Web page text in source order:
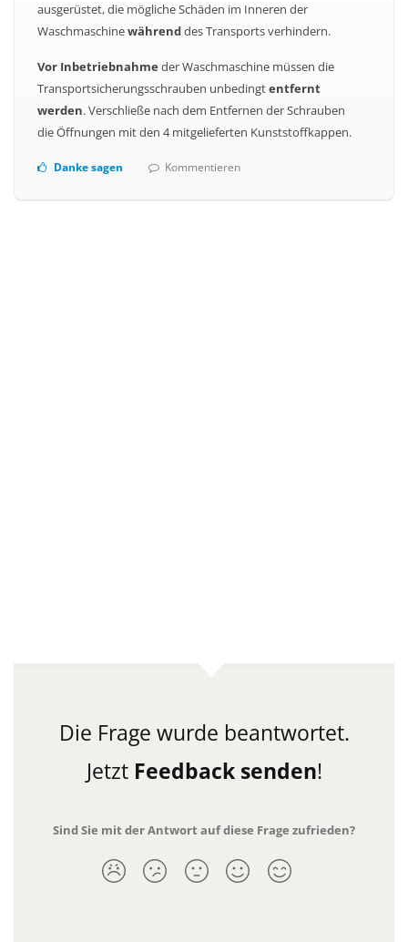
ausgerüstet, die mögliche Schäden im Inneren der
Waschmaschinewährenddes Transports verhindern.
Vor Inbetriebnahme der Waschmaschine müssen die
Transportsicherungsschrauben unbedingtentfernt
werden. Verschließe nach dem Entfernen der Schrauben
die Öffnungen mit den 4 mitgelieferten Kunststoffkappen.
Danke sagen Kommentieren
Die Frage wurde beantwortet.
Jetzt Feedback senden!
Sind Sie mit der Antwort auf diese Frage zufrieden?